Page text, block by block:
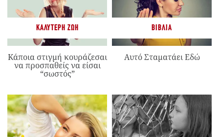
ΚΑΛΎΤΕΡΗ ΖΩΉ
Κάποια στιγμή κουράζεσαι
να προσπαθείς να είσαι
“σωστός”
ΒΙΒΛΊΑ
Αυτό Σταματάει Εδώ